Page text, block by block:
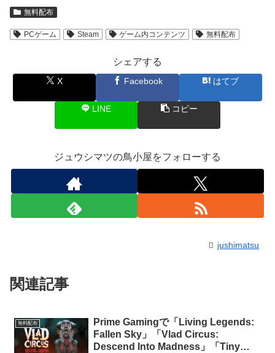
無料配布
PCゲーム Steam ゲーム内コンテンツ 無料配布
シェアする
X Facebook はてブ
LINE コピー
ジュウシマツの鳥小屋をフォローする
jushimatsu
関連記事
無料配布
Prime Gamingで「Living Legends:
Fallen Sky」「Vlad Circus:
Descend Into Madness」「Tiny